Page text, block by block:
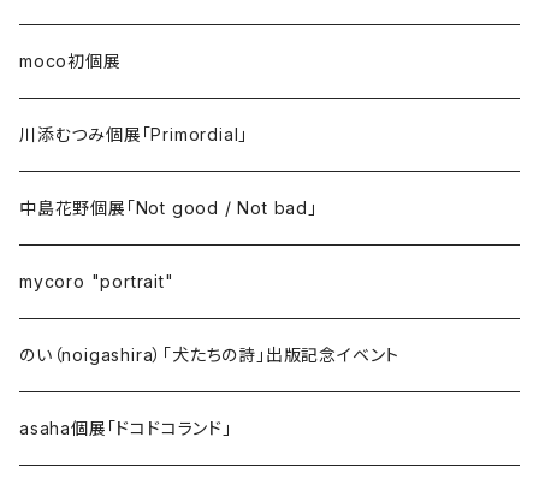
moco初個展
川添むつみ個展「Primordial」
中島花野個展「Not good / Not bad」
mycoro "portrait"
のい（noigashira）「犬たちの詩」出版記念イベント
asaha個展「ドコドコランド」